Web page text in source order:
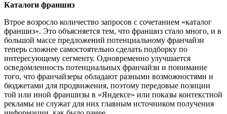
Каталоги франшиз
Втрое возросло количество запросов с сочетанием «каталог
франшиз». Это объясняется тем, что франшиз стало много, и в
большой массе предложений потенциальному франчайзи
теперь сложнее самостоятельно сделать подборку по
интересующему сегменту. Одновременно улучшается
осведомленность потенциальных франчайзи и понимание
того, что франчайзеры обладают разными возможностями и
бюджетами для продвижения, поэтому передовые позиции
той или иной франшизы в «Яндексе» или показы контекстной
рекламы не служат для них главным источником получения